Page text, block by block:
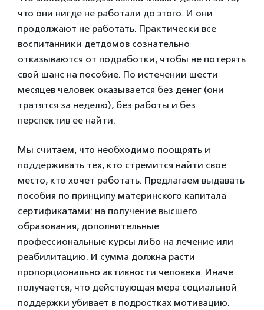
что они нигде не работали до этого. И они
продолжают не работать. Практически все
воспитанники детдомов сознательно
отказываются от подработки, чтобы не потерять
свой шанс на пособие. По истечении шести
месяцев человек оказывается без денег (они
тратятся за неделю), без работы и без
перспектив ее найти.
Мы считаем, что необходимо поощрять и
поддерживать тех, кто стремится найти свое
место, кто хочет работать. Предлагаем выдавать
пособия по принципу материнского капитала
сертификатами: на получение высшего
образования, дополнительные
профессиональные курсы либо на лечение или
реабилитацию. И сумма должна расти
пропорционально активности человека. Иначе
получается, что действующая мера социальной
поддержки убивает в подростках мотивацию.